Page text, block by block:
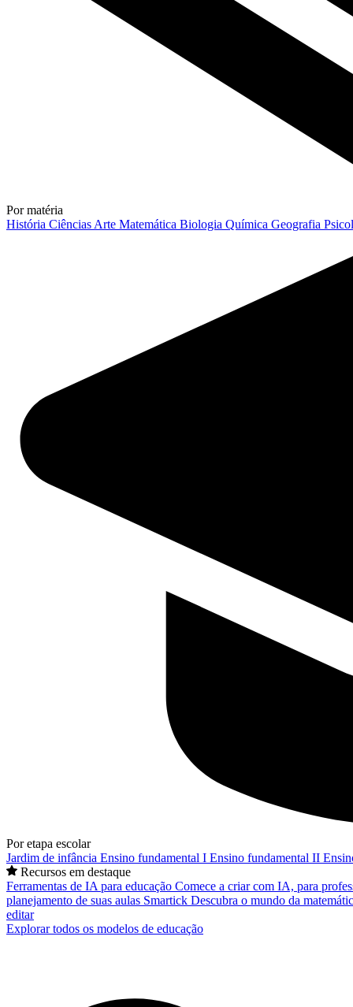
Por matéria
História Ciências Arte Matemática Biologia Química Geografia
Por etapa escolar
Jardim de infância Ensino fundamental I Ensino fundamental II
Recursos em destaque
Ferramentas de IA para educação Comece a criar com IA, para
planejamento de suas aulas Smartick Descubra o mundo da
editar
Explorar todos os modelos de educação